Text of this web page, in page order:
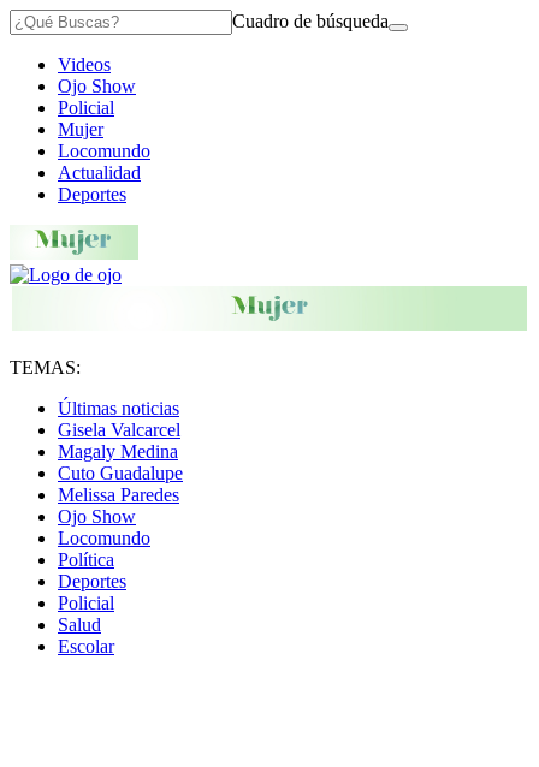
Cuadro de búsqueda
Videos
Ojo Show
Policial
Mujer
Locomundo
Actualidad
Deportes
TEMAS:
Últimas noticias
Gisela Valcarcel
Magaly Medina
Cuto Guadalupe
Melissa Paredes
Ojo Show
Locomundo
Política
Deportes
Policial
Salud
Escolar